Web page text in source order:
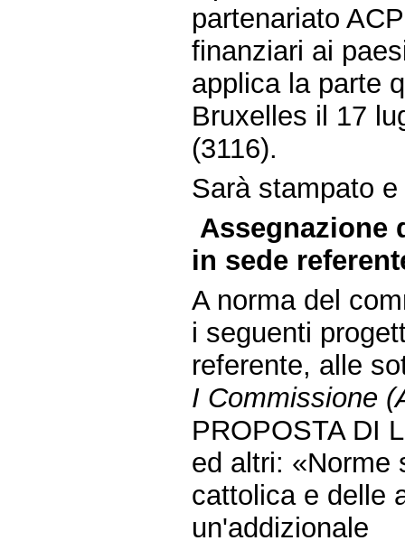
partenariato
finanziari ai
applica la parte
Bruxelles il 17
(3116).
Sarà stampato
Assegnazione
in sede
A norma del
i seguenti
referente, alle
I Commissione
PROPOSTA DI
ed altri: «Norme
cattolica e delle
un'addizionale